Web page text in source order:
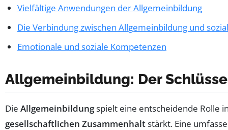
Vielfältige Anwendungen der Allgemeinbildung
Die Verbindung zwischen Allgemeinbildung und
Emotionale und soziale Kompetenzen
Allgemeinbildung: Der
Die Allgemeinbildungspielt eine entscheidende Rolle
gesellschaftlichen Zusammenhaltstärkt. Eine